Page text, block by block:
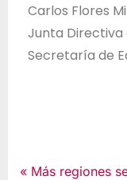
Carlos Flores
Junta
Secretaría de
Noticias
Más regiones